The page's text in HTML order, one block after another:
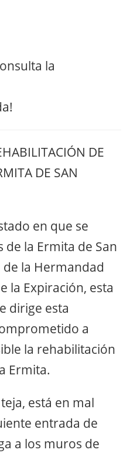
la
DE
DE SAN
en que se
la Ermita de San
la Hermandad
la Expiración, esta
dirige esta
a
la rehabilitación
Ermita.
está en mal
entrada de
a los muros de